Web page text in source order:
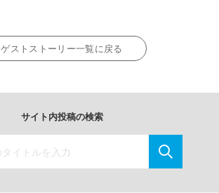
ゲストストーリー一覧に戻る
サイト内投稿の検索